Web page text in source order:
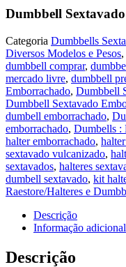
Dumbbell
Categoria Dumbbells
Diversos Modelos e Pesos,
dumbbell comprar,
mercado livre, dumbbell
Emborrachado, Dumbbell
Dumbbell Sextavado
dumbell emborrachado,
emborrachado, Dumbells :
halter emborrachado,
sextavado vulcanizado,
sextavados, halteres
dumbell sextavado, kit
Raestore/Halteres e
Descrição
Informação adicional
Descrição